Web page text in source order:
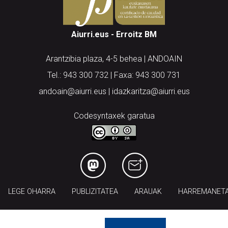
Aiurri.eus - Erroitz BM
Arantzibia plaza, 4-5 behea | ANDOAIN
Tel.: 943 300 732 | Faxa: 943 300 731
andoain@aiurri.eus | idazkaritza@aiurri.eus
Codesyntaxek garatua
LEGE OHARRA PUBLIZITATEA ARAUAK